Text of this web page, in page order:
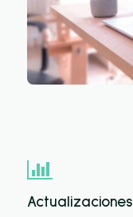
Actualizaciones